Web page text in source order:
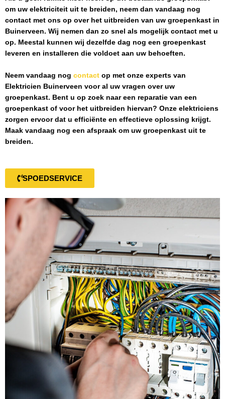
om uw elektriciteit uit te breiden, neem dan vandaag nog
contact met ons op over het uitbreiden van uw groepenkast in
Buinerveen. Wij nemen dan zo snel als mogelijk contact met u
op. Meestal kunnen wij dezelfde dag nog een groepenkast
leveren en installeren die voldoet aan uw behoeften.
Neem vandaag nog contact op met onze experts van
Elektricien Buinerveen voor al uw vragen over uw
groepenkast. Bent u op zoek naar een reparatie van een
groepenkast of voor het uitbreiden hiervan? Onze elektriciens
zorgen ervoor dat u efficiënte en effectieve oplossing krijgt.
Maak vandaag nog een afspraak om uw groepenkast uit te
breiden.
SPOEDSERVICE